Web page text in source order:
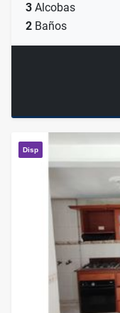
3 Alcobas
2 Baños
Disp